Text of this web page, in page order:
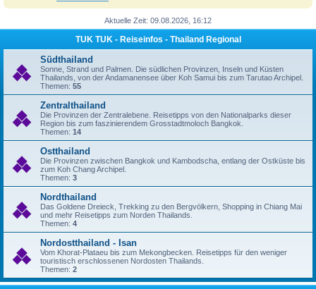
Aktuelle Zeit: 09.08.2026, 16:12
TUK TUK - Reiseinfos - Thailand Regional
Südthailand
Sonne, Strand und Palmen. Die südlichen Provinzen, Inseln und Küsten
Thailands, von der Andamanensee über Koh Samui bis zum Tarutao Archipel.
Themen: 55
Zentralthailand
Die Provinzen der Zentralebene. Reisetipps von den Nationalparks dieser
Region bis zum faszinierendem Grosstadtmoloch Bangkok.
Themen: 14
Ostthailand
Die Provinzen zwischen Bangkok und Kambodscha, entlang der Ostküste bis
zum Koh Chang Archipel.
Themen: 3
Nordthailand
Das Goldene Dreieck, Trekking zu den Bergvölkern, Shopping in Chiang Mai
und mehr Reisetipps zum Norden Thailands.
Themen: 4
Nordostthailand - Isan
Vom Khorat-Plataeu bis zum Mekongbecken. Reisetipps für den weniger
touristisch erschlossenen Nordosten Thailands.
Themen: 2